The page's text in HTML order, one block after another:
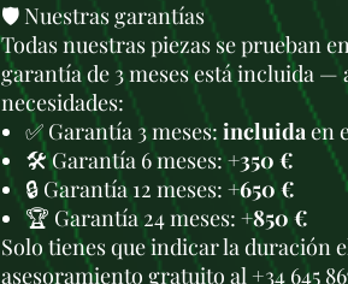
🛡️ Nuestras garantías
Todas nuestras piezas se prueban
garantía de 3 meses está incluida —
necesidades:
✅ Garantía 3 meses:incluidaen
🛠️ Garantía 6 meses:+350 €
🔒 Garantía 12 meses: +650 €
🏆 Garantía 24 meses: +850 €
Solo tienes que indicar la duración
asesoramiento gratuito al +34 645